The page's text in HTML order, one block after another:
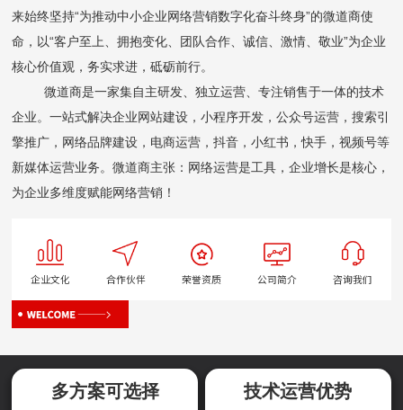
来始终坚持“为推动中小企业网络营销数字化奋斗终身”的微道商使
命，以“客户至上、拥抱变化、团队合作、诚信、激情、敬业”为企业
核心价值观，务实求进，砥砺前行。
微道商是一家集自主研发、独立运营、专注销售于一体的技术
企业。一站式解决企业网站建设，小程序开发，公众号运营，搜索引
擎推广，网络品牌建设，电商运营，抖音，小红书，快手，视频号等
新媒体运营业务。微道商主张：网络运营是工具，企业增长是核心，
为企业多维度赋能网络营销！
企业文化 合作伙伴 荣誉资质 公司简介 咨询我们
多方案可选择 技术运营优势